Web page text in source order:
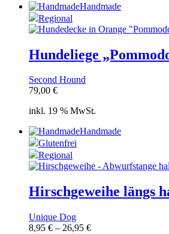
Handmade
Regional
Hundeliege
Second Hound
79,00 €
inkl. 19 % MwSt.
Handmade
Glutenfrei
Regional
Hirschgeweihe längs
Unique Dog
8,95 € – 26,95 €